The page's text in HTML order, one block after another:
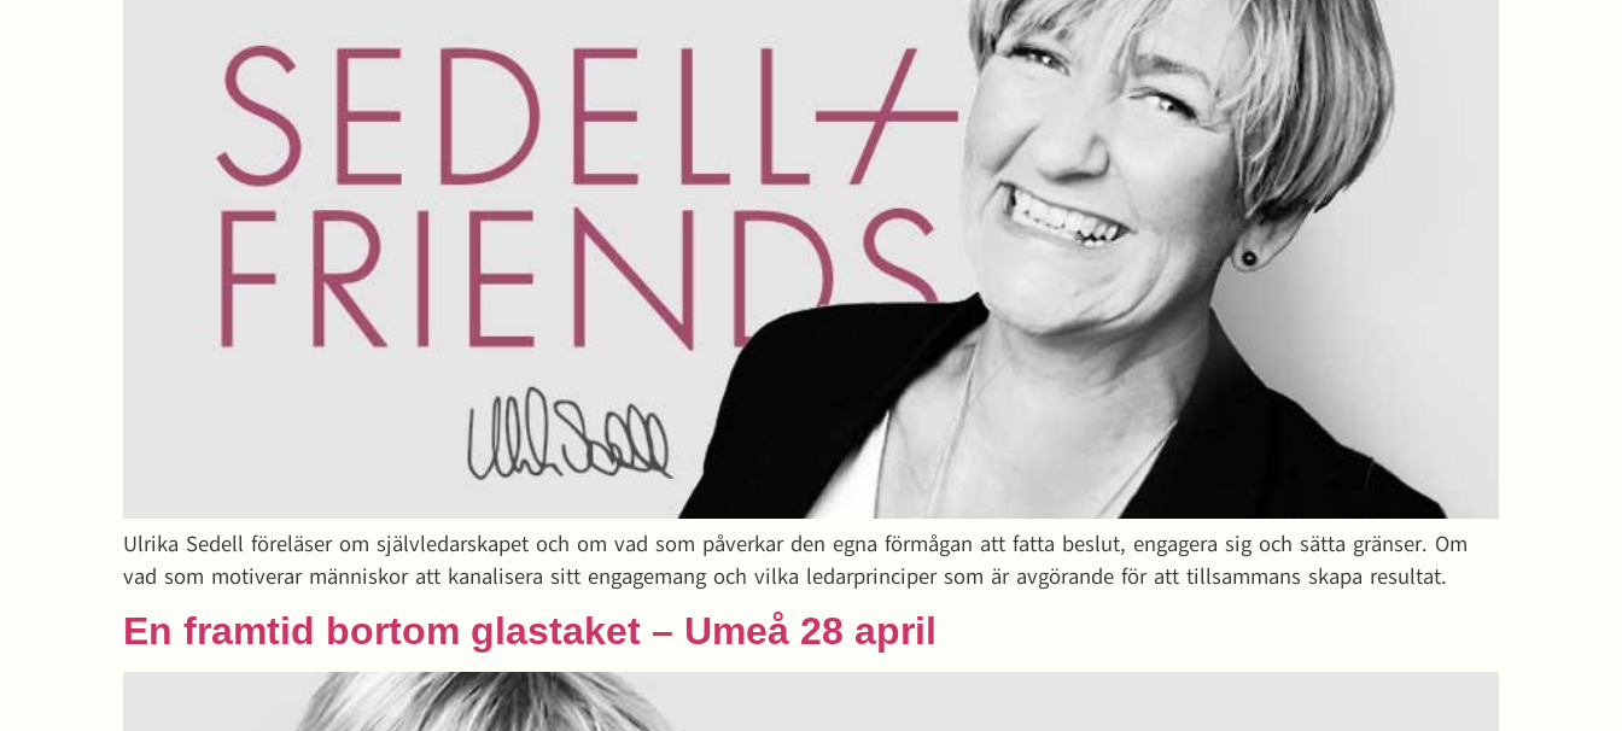
Ulrika Sedell föreläser om självledarskapet och om vad som påverkar den egna förmågan att fatta beslut, engagera sig och sätta gränser. Om
vad som motiverar människor att kanalisera sitt engagemang och vilka ledarprinciper som är avgörande för att tillsammans skapa resultat.
En framtid bortom glastaket – Umeå 28 april